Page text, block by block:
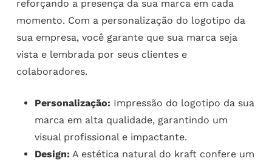
reforçando a presença da sua marca em cada
momento. Com a personalização do logotipo da
sua empresa, você garante que sua marca seja
vista e lembrada por seus clientes e
colaboradores.
Personalização: Impressão do logotipo da sua
marca em alta qualidade, garantindo um
visual profissional e impactante.
Design: A estética natural do kraft confere um